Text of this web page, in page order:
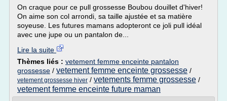
On craque pour ce pull grossesse Boubou douillet d'hiver!
On aime son col arrondi, sa taille ajustée et sa matière
soyeuse. Les futures mamans adopteront ce joli pull idéal
avec une jupe ou un pantalon de...
Lire la suite
Thèmes liés : vetement femme enceinte pantalon
grossesse / vetement femme enceinte grossesse /
vetement grossesse hiver / vetements femme grossesse /
vetement femme enceinte future maman